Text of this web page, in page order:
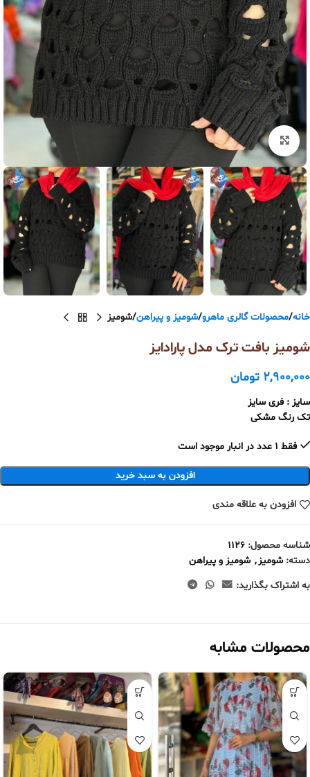
بزرگنمایی تصویر
خانه محصولات گالری ماهرو شومیز و پیراهن شومیز
شومیز بافت ترک مدل پارادایز
2,900,000 تومان
سایز : فری سایز
تک رنگ مشکی
فقط 1 عدد در انبار موجود است
افزودن به سبد خرید
افزودن به علاقه مندی
شناسه محصول: 1126
دسته: شومیز, شومیز و پیراهن
به اشتراک بگذارید:
محصولات مشابه